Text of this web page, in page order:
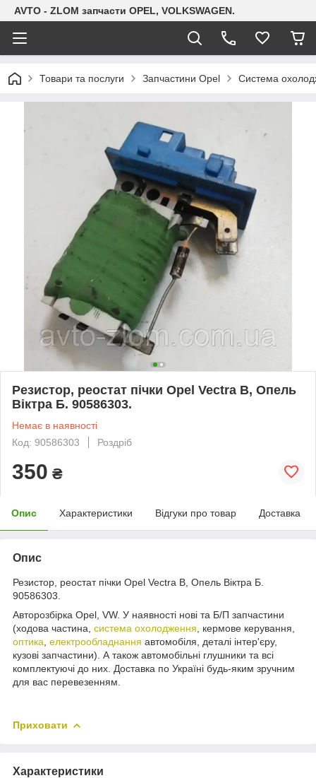
AVTO - ZLOM запчасти OPEL, VOLKSWAGEN.
Товари та послуги Запчастини Opel Система
Резистор, реостат пічки Opel Vectra B, Опель
Віктра Б. 90586303.
Немає в наявності
Код: 90586303
Роздріб
350 ₴
Опис Характеристики Відгуки про товар Доставка
Опис
Резистор, реостат пічки Opel Vectra B, Опель Віктра Б.
90586303.
Авторозбірка Opel, VW. У наявності нові та Б/П запчастини
(ходова частина, система охолодження , кермове керування,
оптика електрообладнання автомобіля, деталі інтер'єру,
кузові запчастини). А також автомобільні глушники та всі
комплектуючі до них. Доставка по Україні будь-яким зручним
для вас перевезенням.
Приховати
Характеристики